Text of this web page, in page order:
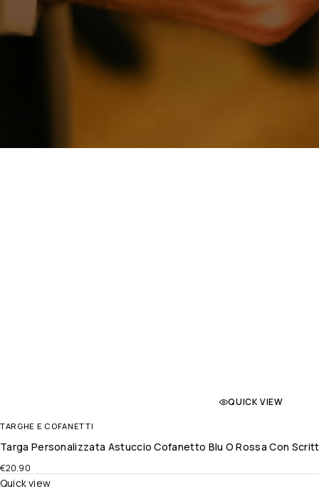
QUICK VIEW
TARGHE E COFANETTI
Targa Personalizzata Astuccio Cofanetto Blu O Rossa Con
€20.90
Quick view